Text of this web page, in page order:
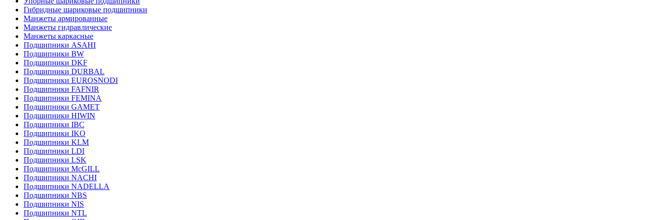
Гибридные шариковые подшипники
Манжеты армированные
Манжеты гидравлические
Манжеты каркасные
Подшипники ASAHI
Подшипники BW
Подшипники DKF
Подшипники DURBAL
Подшипники EUROSNODI
Подшипники FAFNIR
Подшипники FEMINA
Подшипники GAMET
Подшипники HIWIN
Подшипники IBC
Подшипники IKO
Подшипники KLM
Подшипники LDI
Подшипники LSK
Подшипники McGILL
Подшипники NACHI
Подшипники NADELLA
Подшипники NBS
Подшипники NIS
Подшипники NTL